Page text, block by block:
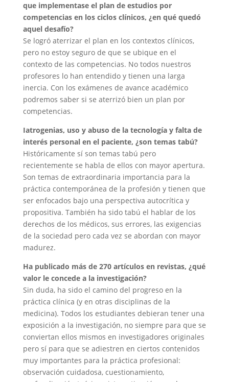
que implementase el plan de estudios por
competencias en los ciclos clínicos, ¿en qué quedó
aquel desafío?
Se logró aterrizar el plan en los contextos clínicos,
pero no estoy seguro de que se ubique en el
contexto de las competencias. No todos nuestros
profesores lo han entendido y tienen una larga
inercia. Con los exámenes de avance académico
podremos saber si se aterrizó bien un plan por
competencias.
Iatrogenias, uso y abuso de la tecnología y falta de
interés personal en el paciente, ¿son temas tabú?
Históricamente sí son temas tabú pero
recientemente se habla de ellos con mayor apertura.
Son temas de extraordinaria importancia para la
práctica contemporánea de la profesión y tienen que
ser enfocados bajo una perspectiva autocrítica y
propositiva. También ha sido tabú el hablar de los
derechos de los médicos, sus errores, las exigencias
de la sociedad pero cada vez se abordan con mayor
madurez.
Ha publicado más de 270 artículos en revistas, ¿qué
valor le concede a la investigación?
Sin duda, ha sido el camino del progreso en la
práctica clínica (y en otras disciplinas de la
medicina). Todos los estudiantes debieran tener una
exposición a la investigación, no siempre para que se
conviertan ellos mismos en investigadores originales
pero sí para que se adiestren en ciertos contenidos
muy importantes para la práctica profesional:
observación cuidadosa, cuestionamiento,